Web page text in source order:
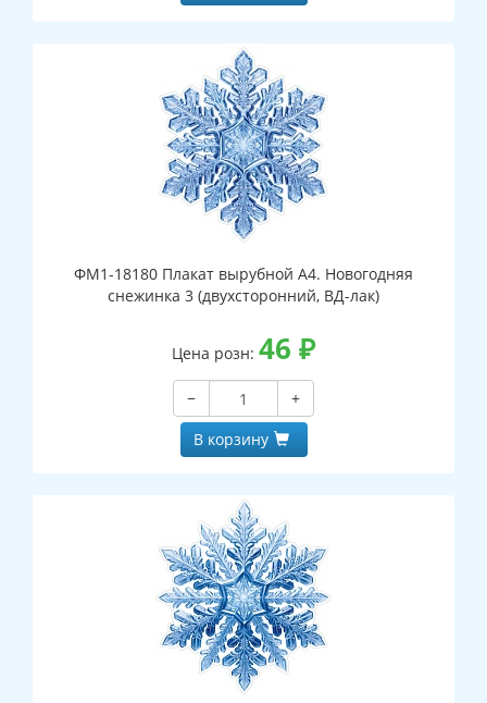
ФМ1-18180 Плакат вырубной А4. Новогодняя
снежинка 3 (двухсторонний, ВД-лак)
Цена розн: 46 ₽
−
+
В корзину